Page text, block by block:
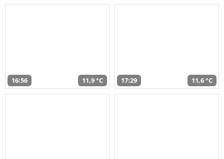
16:56 11,9 °C 17:29 11,6 °C